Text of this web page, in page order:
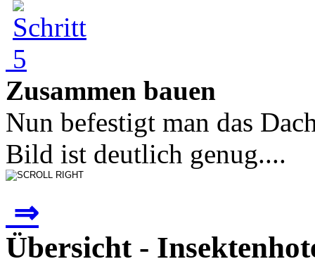
Zusammen bauen
Nun befestigt man das
Bild ist deutlich genug....
⇒
Übersicht -